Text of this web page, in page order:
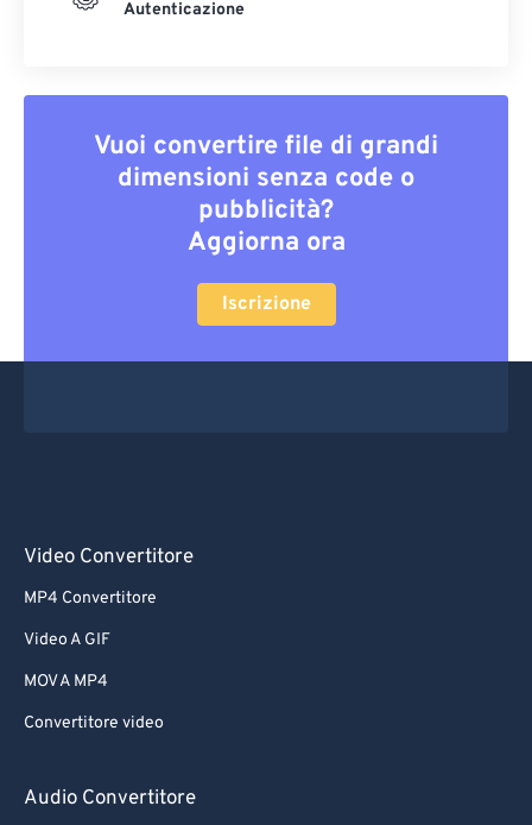
Autenticazione
Vuoi convertire file di grandi
dimensioni senza code o
pubblicità?
Aggiorna ora
Iscrizione
Video Convertitore
MP4 Convertitore
Video A GIF
MOV A MP4
Convertitore video
Audio Convertitore